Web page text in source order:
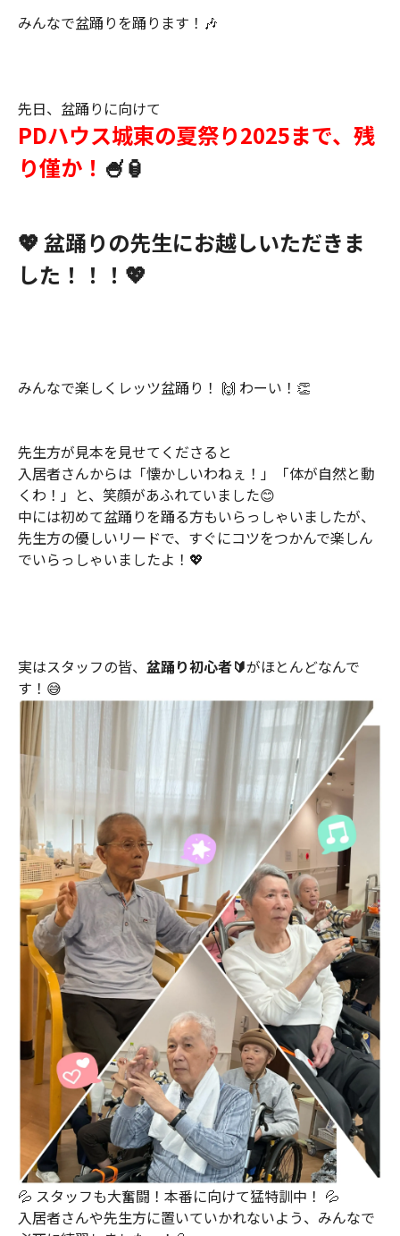
みんなで盆踊りを踊ります！🎶
先日、盆踊りに向けて
PDハウス城東の夏祭り2025まで、残
り僅か！ 🍧🏮
💖 盆踊りの先生にお越しいただきま
した！！！💖
みんなで楽しくレッツ盆踊り！ 🙌 わーい！👏
先生方が見本を見せてくださると
入居者さんからは「懐かしいわねぇ！」「体が自然と動
くわ！」と、笑顔があふれていました😊
中には初めて盆踊りを踊る方もいらっしゃいましたが、
先生方の優しいリードで、すぐにコツをつかんで楽しん
でいらっしゃいましたよ！💖
実はスタッフの皆、 盆踊り初心者🔰がほとんどなんで
す！😅
💦 スタッフも大奮闘！本番に向けて猛特訓中！ 💦
入居者さんや先生方に置いていかれないよう、みんなで